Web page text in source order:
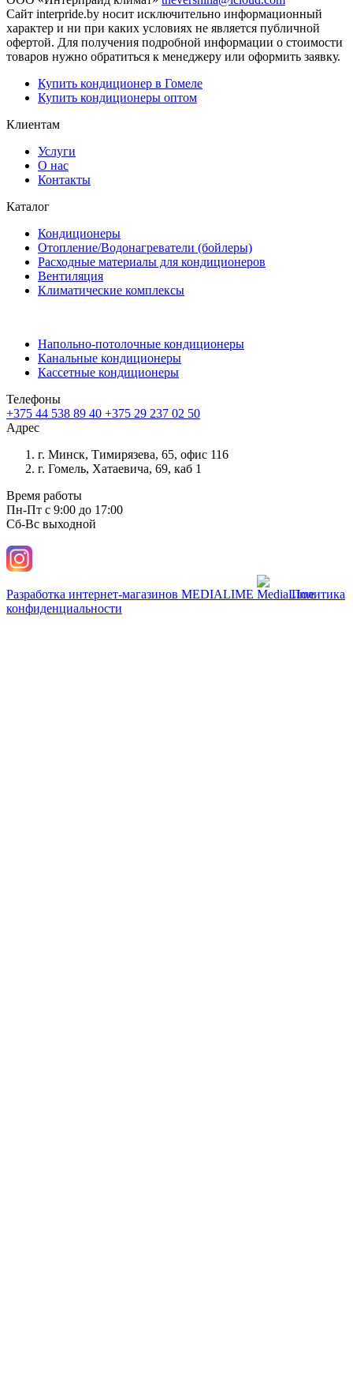
Сайт interpride.by носит исключительно информационный
характер и ни при каких условиях не является публичной
офертой. Для получения подробной информации о стоимости
товаров нужно обратиться к менеджеру или оформить заявку.
Купить кондиционер в Гомеле
Купить кондиционеры оптом
Клиентам
Услуги
О нас
Контакты
Каталог
Кондиционеры
Отопление/Водонагреватели (бойлеры)
Расходные материалы для кондиционеров
Вентиляция
Климатические комплексы
Напольно-потолочные кондиционеры
Канальные кондиционеры
Кассетные кондиционеры
Телефоны
+375 44 538 89 40 +375 29 237 02 50
Адрес
г. Минск, Тимирязева, 65, офис 116
г. Гомель, Хатаевича, 69, каб 1
Время работы
Пн-Пт с 9:00 до 17:00
Сб-Вс выходной
Разработка интернет-магазинов MEDIALIME
Политика
конфиденциальности